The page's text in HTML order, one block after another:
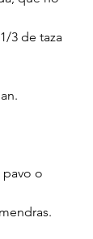
3 de taza
o